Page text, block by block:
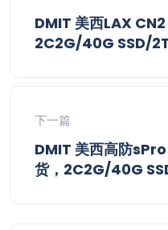
DMIT 美西LAX
2C2G/40G SSD/
下一篇
DMIT 美西高防
货，2C2G/40G